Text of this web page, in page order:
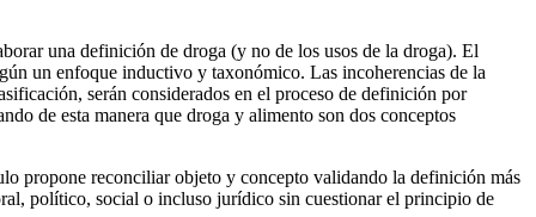
una definición de droga (y no de los usos de la droga). El
un enfoque inductivo y taxonómico. Las incoherencias de la
serán considerados en el proceso de definición por
de esta manera que droga y alimento son dos conceptos
propone reconciliar objeto y concepto validando la definición más
político, social o incluso jurídico sin cuestionar el principio de